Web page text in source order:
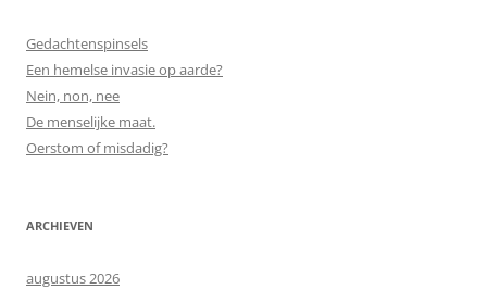
Gedachtenspinsels
Een hemelse invasie op aarde?
Nein, non, nee
De menselijke maat.
Oerstom of misdadig?
ARCHIEVEN
augustus 2026